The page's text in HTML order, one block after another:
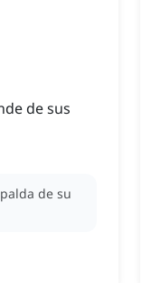
de sus
de su